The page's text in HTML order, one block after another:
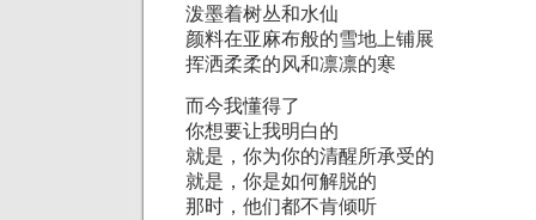
泼墨着树丛和水仙
颜料在亚麻布般的雪地上铺展
挥洒柔柔的风和凛凛的寒
而今我懂得了
你想要让我明白的
就是，你为你的清醒所承受的
就是，你是如何解脱的
那时，他们都不肯倾听